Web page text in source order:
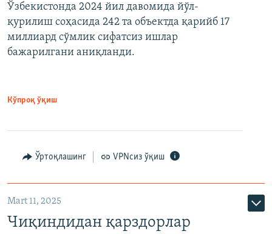
Ўзбекистонда 2024 йил давомида йўл-
қурилиш соҳасида 242 та объектда қарийб 17
миллиард сўмлик сифатсиз ишлар
бажарилгани аниқланди.
Кўпроқ ўқиш
Ўртоқлашинг VPNсиз ўқиш
Mart 11, 2025
Чиқиндидан қарздорлар